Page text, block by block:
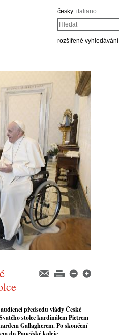
česky italiano
Hledat
rozšířené vyhledávání
předsedu vlády České
stolce kardinálem Pietrem
Gallagherem. Po skončení